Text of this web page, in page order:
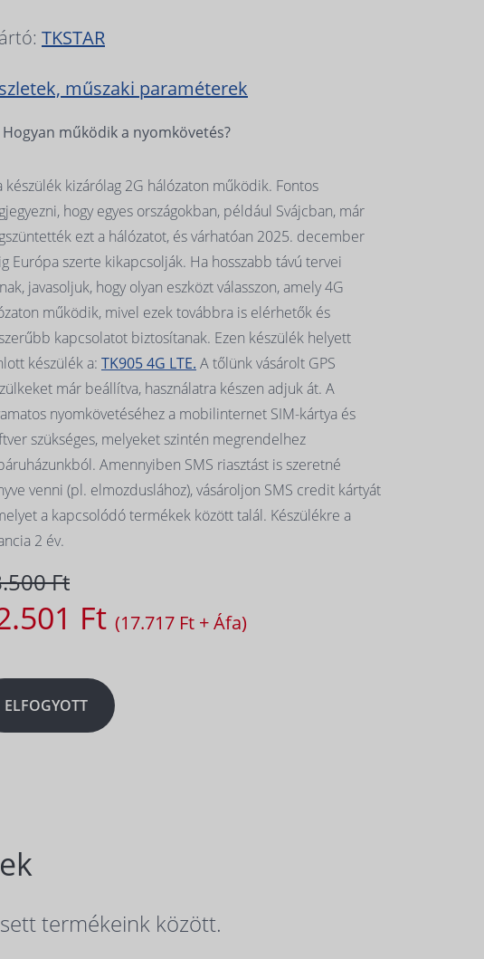
TKSTAR
műszaki paraméterek
Hogyan működik a nyomkövetés?
készülék kizárólag 2G hálózaton működik. Fontos
hogy egyes országokban, például Svájcban, már
ezt a hálózatot, és várhatóan 2025. december
Európa szerte kikapcsolják. Ha hosszabb távú tervei
javasoljuk, hogy olyan eszközt válasszon, amely 4G
működik, mivel ezek továbbra is elérhetők és
kapcsolatot biztosítanak. Ezen készülék helyett
készülék a: TK905 4G LTE. A tőlünk vásárolt GPS
már beállítva, használatra készen adjuk át. A
nyomkövetéséhez a mobilinternet SIM-kártya és
szükséges, melyeket szintén megrendelhez
Amennyiben SMS riasztást is szeretné
venni (pl. elmozduslához), vásároljon SMS credit kártyát
a kapcsolódó termékek között talál. Készülékre a
2 év.
Ft
Ft (17.717 Ft + Áfa)
ELFOGYOTT
termékeink között.